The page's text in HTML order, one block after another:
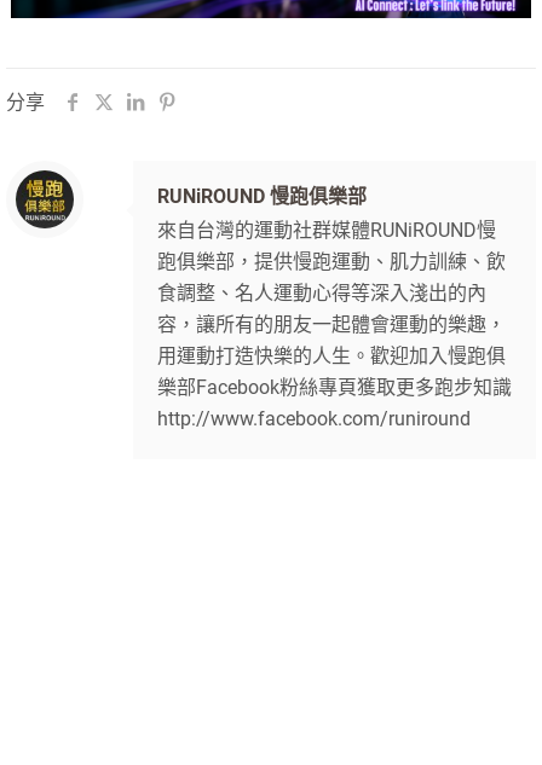
分享
RUNiROUND 慢跑俱樂部
來自台灣的運動社群媒體RUNiROUND慢
跑俱樂部，提供慢跑運動、肌力訓練、飲
食調整、名人運動心得等深入淺出的內
容，讓所有的朋友一起體會運動的樂趣，
用運動打造快樂的人生。歡迎加入慢跑俱
樂部Facebook粉絲專頁獲取更多跑步知識
http://www.facebook.com/runiround